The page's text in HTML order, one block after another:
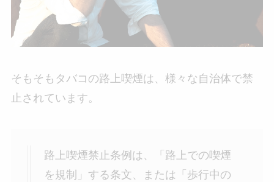
そもそもタバコの路上喫煙は、様々な自治体で禁
止されています。
路上喫煙禁止条例は、「路上での喫煙
を規制」する条文、または「歩行中の